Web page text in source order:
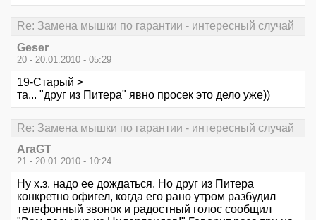
Re: Замена мышки по гарантии - интересный случай
Geser
20 - 20.01.2010 - 05:29
19-Старый >
та... "друг из Питера" явно просек это дело уже))
Re: Замена мышки по гарантии - интересный случай
AraGT
21 - 20.01.2010 - 10:24
Ну х.з. надо ее дождаться. Но друг из Питера
конкретно офигел, когда его рано утром разбудил
телефонный звонок и радостный голос сообщил